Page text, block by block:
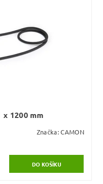
x 1200 mm
Značka:CAMON